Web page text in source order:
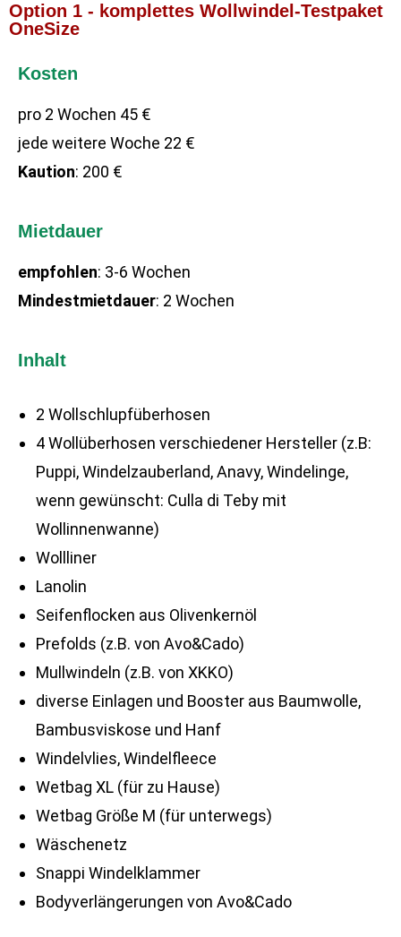
Option 1 - komplettes Wollwindel-Testpaket
OneSize
Kosten
pro 2 Wochen 45 €
jede weitere Woche 22 €
Kaution: 200 €
Mietdauer
empfohlen: 3-6 Wochen
Mindestmietdauer: 2 Wochen
Inhalt
2 Wollschlupfüberhosen
4 Wollüberhosen verschiedener Hersteller (z.B:
Puppi, Windelzauberland, Anavy, Windelinge,
wenn gewünscht: Culla di Teby mit
Wollinnenwanne)
Wollliner
Lanolin
Seifenflocken aus Olivenkernöl
Prefolds (z.B. von Avo&Cado)
Mullwindeln (z.B. von XKKO)
diverse Einlagen und Booster aus Baumwolle,
Bambusviskose und Hanf
Windelvlies, Windelfleece
Wetbag XL (für zu Hause)
Wetbag Größe M (für unterwegs)
Wäschenetz
Snappi Windelklammer
Bodyverlängerungen von Avo&Cado